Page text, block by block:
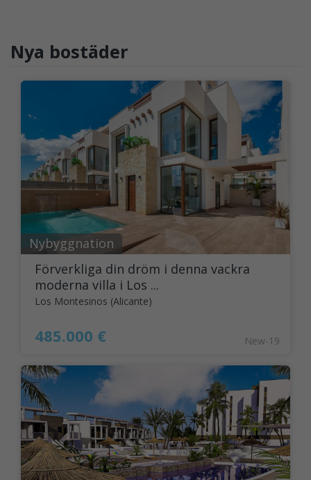
Nya bostäder
Nybyggnation
Förverkliga din dröm i denna vackra
moderna villa i Los ...
Los Montesinos (Alicante)
485.000 € New-19